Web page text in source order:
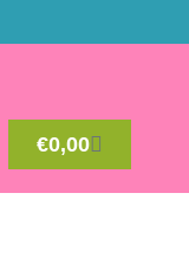
€0,00